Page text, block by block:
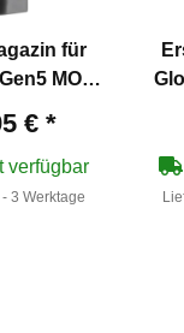
für
MOS
€ *
verfügbar
- 3 Werktage